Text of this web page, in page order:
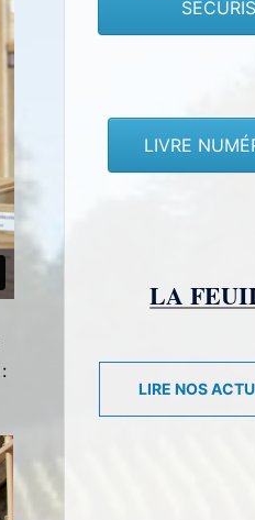
:
LIVRE
LA
LIRE NOS